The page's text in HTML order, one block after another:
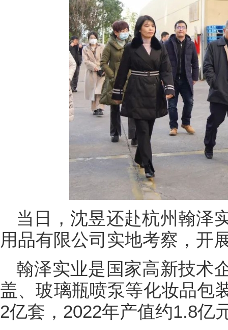
当日，沈昱还赴杭州翰泽
用品有限公司实地考察，开
翰泽实业是国家高新技术
盖、玻璃瓶喷泵等化妆品包
2亿套，2022年产值约1.8亿